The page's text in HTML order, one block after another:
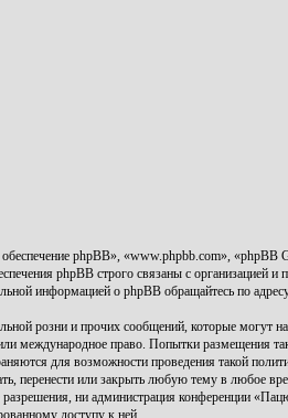
phpBB», «www.phpbb.com», «phpBB
phpBB строго связаны с организацией
информацией о phpBB обращайтесь по
розни и прочих сообщений, которые могут
международное право. Попытки размещения
для возможности проведения такой
перенести или закрыть любую тему в любое
ни администрация конференции
доступу к ней.